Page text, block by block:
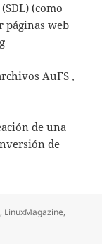
(como
páginas web
AuFS ,
de una
de
, LinuxMagazine,